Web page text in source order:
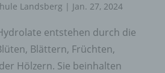
Landsberg | Jan. 27, 2024
entstehen durch die
Blättern, Früchten,
Hölzern. Sie beinhalten